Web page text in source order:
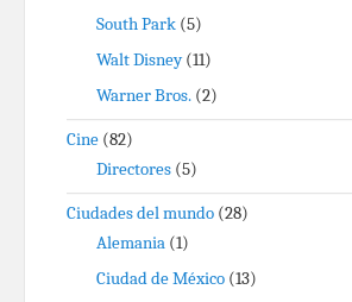
South Park (5)
Walt Disney(11)
Warner Bros. (2)
Cine (82)
Directores (5)
Ciudades del mundo (28)
Alemania (1)
Ciudad de México (13)